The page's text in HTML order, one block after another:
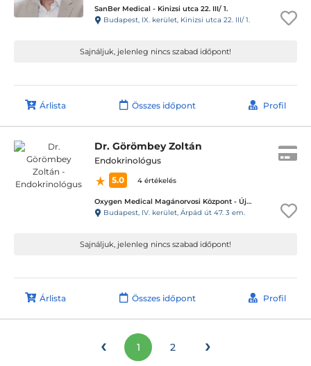
SanBer Medical - Kinizsi utca 22. III/ 1.
Budapest, IX. kerület, Kinizsi utca 22. III/ 1.
Sajnáljuk, jelenleg nincs szabad időpont!
Árlista Összes időpont Profil
Dr. Görömbey Zoltán
Endokrinológus
5.0
4 értékelés
Oxygen Medical Magánorvosi Központ - Újpest
Budapest, IV. kerület, Árpád út 47. 3 em.
Sajnáljuk, jelenleg nincs szabad időpont!
Árlista Összes időpont Profil
‹ 1 2 ›